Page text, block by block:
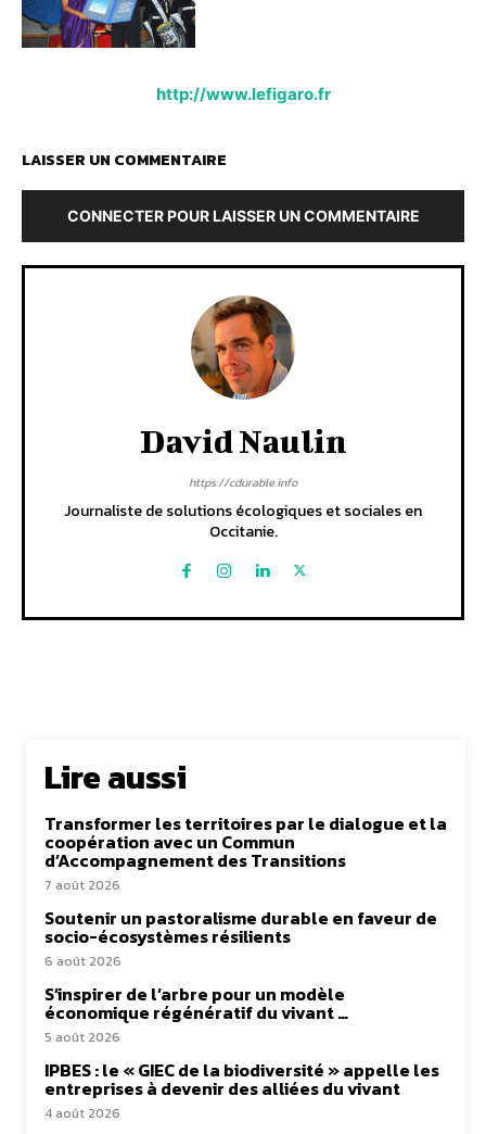
http://www.lefigaro.fr
LAISSER UN COMMENTAIRE
CONNECTER POUR LAISSER UN COMMENTAIRE
David Naulin
https://cdurable.info
Journaliste de solutions écologiques et sociales en
Occitanie.
Lire aussi
Transformer les territoires par le dialogue et la
coopération avec un Commun
d’Accompagnement des Transitions
7 août 2026
Soutenir un pastoralisme durable en faveur de
socio-écosystèmes résilients
6 août 2026
S’inspirer de l’arbre pour un modèle
économique régénératif du vivant …
5 août 2026
IPBES : le « GIEC de la biodiversité » appelle les
entreprises à devenir des alliées du vivant
4 août 2026